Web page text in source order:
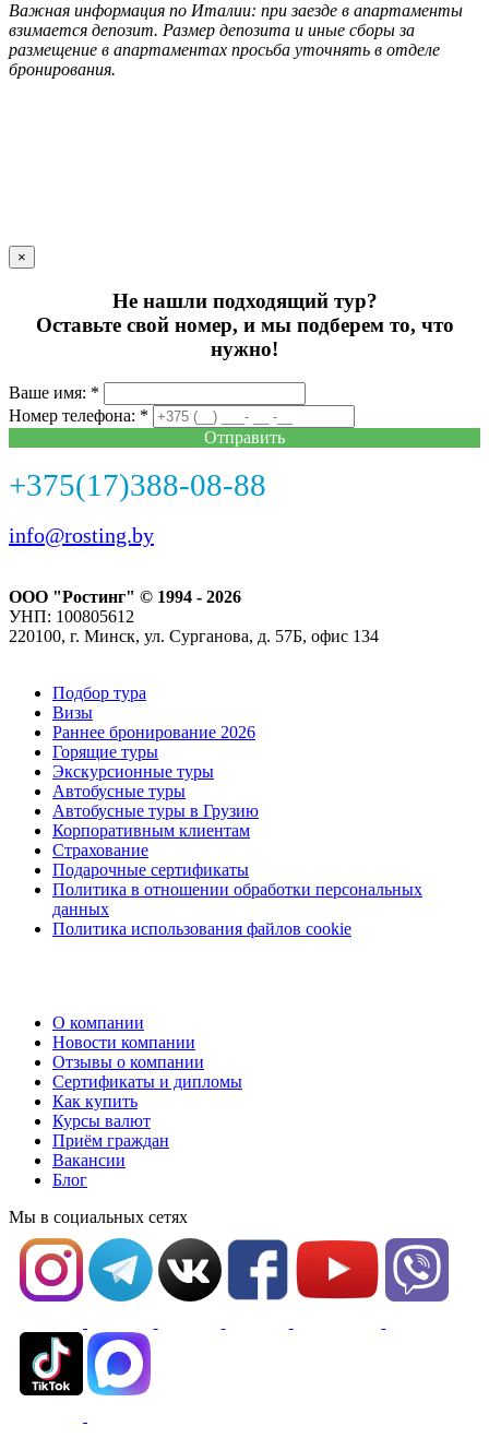
Важная информация по Италии: при заезде в апартаменты
взимается депозит. Размер депозита и иные сборы за
размещение в апартаментах просьба уточнять в отделе
бронирования.
×
Не нашли подходящий тур?
Оставьте свой номер, и мы подберем то, что
нужно!
Ваше имя: *
Номер телефона: *
Отправить
+375(17)388-08-88
info@rosting.by
ООО "Ростинг" © 1994 - 2026
УНП: 100805612
220100, г. Минск, ул. Сурганова, д. 57Б, офис 134
Подбор тура
Визы
Раннее бронирование 2026
Горящие туры
Экскурсионные туры
Автобусные туры
Автобусные туры в Грузию
Корпоративным клиентам
Страхование
Подарочные сертификаты
Политика в отношении обработки персональных
данных
Политика использования файлов cookie
О компании
Новости компании
Отзывы о компании
Сертификаты и дипломы
Как купить
Курсы валют
Приём граждан
Вакансии
Блог
Мы в социальных сетях